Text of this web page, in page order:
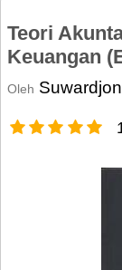
Teori
Keuangan
Oleh